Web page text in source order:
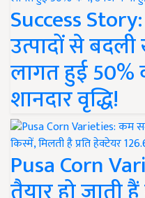
Success
उत्पादों से
लागत हुई
शानदार वृद्धि!
Pusa Corn